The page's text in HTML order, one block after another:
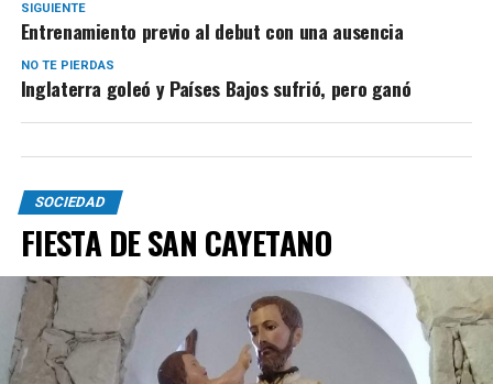
SIGUIENTE
Entrenamiento previo al debut con una ausencia
NO TE PIERDAS
Inglaterra goleó y Países Bajos sufrió, pero ganó
SOCIEDAD
FIESTA DE SAN CAYETANO